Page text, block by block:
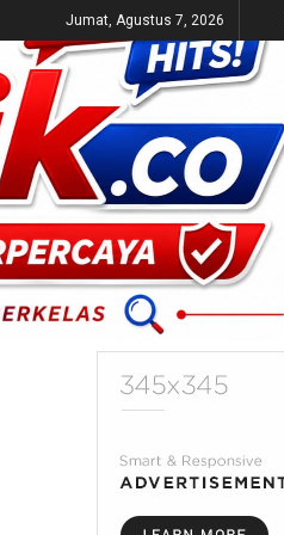
Jumat, Agustus 7, 2026
UMUM E-KORAN LIVE TV